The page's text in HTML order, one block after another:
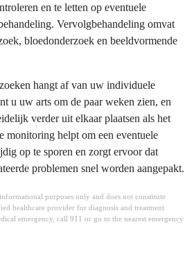
en te letten op eventuele
Vervolgbehandeling omvat
bloedonderzoek en beeldvormende
hangt af van uw individuele
u uw arts om de paar weken zien, en
verder uit elkaar plaatsen als het
monitoring helpt om een eventuele
op te sporen en zorgt ervoor dat
problemen snel worden aangepakt.
purposes only and does not constitute
healthcare provider for diagnosis and treatment
emergency, call 911 or go to the nearest emergency